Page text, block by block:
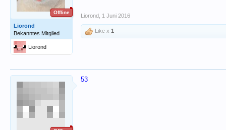
Offline
Liorond
Bekanntes Mitglied
Liorond
Liorond 1 Juni 2016
Like x 1
53